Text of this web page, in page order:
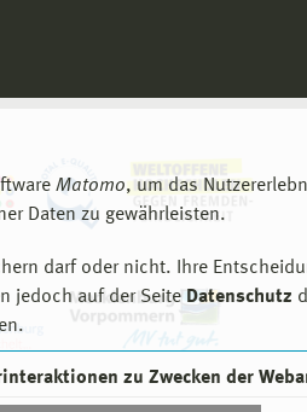
Matomo, um das
Daten zu gewährleisten.
darf oder nicht. Ihre
jedoch auf der Seite Datenschutz
zu Zwecken der